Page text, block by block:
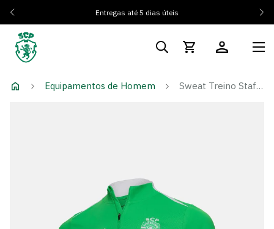
Entregas até 5 dias úteis
Equipamentos de Homem Sweat Treino Staff 24/25